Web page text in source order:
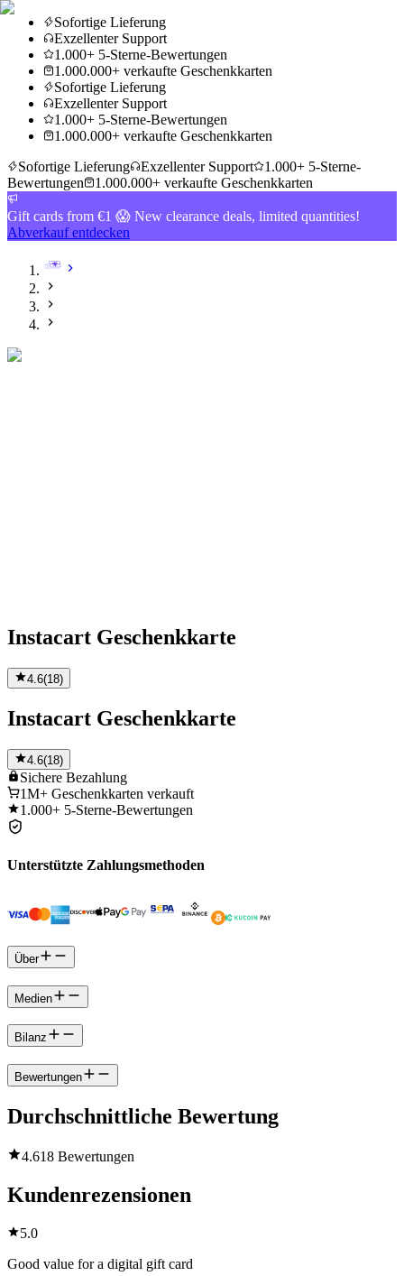
Sofortige Lieferung
Exzellenter Support
1.000+ 5-Sterne-Bewertungen
1.000.000+ verkaufte Geschenkkarten
Sofortige Lieferung
Exzellenter Support
1.000+ 5-Sterne-Bewertungen
1.000.000+ verkaufte Geschenkkarten
Sofortige Lieferung
Exzellenter Support
1.000+ 5-Sterne-
Bewertungen
1.000.000+ verkaufte Geschenkkarten
Gift cards from €1 😱 New clearance deals, limited quantities!
Abverkauf entdecken
Instacart Geschenkkarte
4.6(18)
Instacart Geschenkkarte
4.6(18)
Sichere Bezahlung
1M+ Geschenkkarten verkauft
1.000+ 5-Sterne-Bewertungen
Unterstützte Zahlungsmethoden
Über
Medien
Bilanz
Bewertungen
Durchschnittliche Bewertung
4.618 Bewertungen
Kundenrezensionen
5.0
Good value for a digital gift card